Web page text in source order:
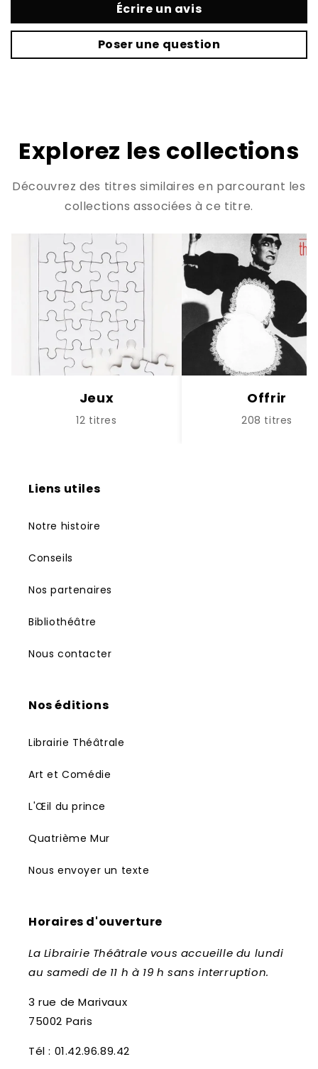
Écrire un avis
Poser une question
Explorez les collections
Découvrez des titres similaires en parcourant les
collections associées à ce titre.
Jeux
12 titres
Offrir
208 titres
Liens utiles
Notre histoire
Conseils
Nos partenaires
Bibliothéâtre
Nous contacter
Nos éditions
Librairie Théâtrale
Art et Comédie
L'Œil du prince
Quatrième Mur
Nous envoyer un texte
Horaires d'ouverture
La Librairie Théâtrale vous accueille du lundi
au samedi de 11 h à 19 h sans interruption.
3 rue de Marivaux
75002 Paris
Tél : 01.42.96.89.42